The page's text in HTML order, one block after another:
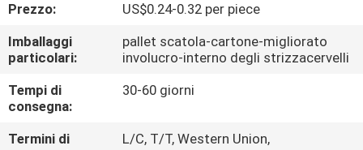
QUALITÀ
CONTATTICI
Prezzo:
US$0.24-0.32 per piece
Imballaggi
particolari:
pallet scatola-cartone-migliorato
involucro-interno degli strizzacervelli
Tempi di
consegna:
30-60 giorni
Termini di
L/C, T/T, Western Union,